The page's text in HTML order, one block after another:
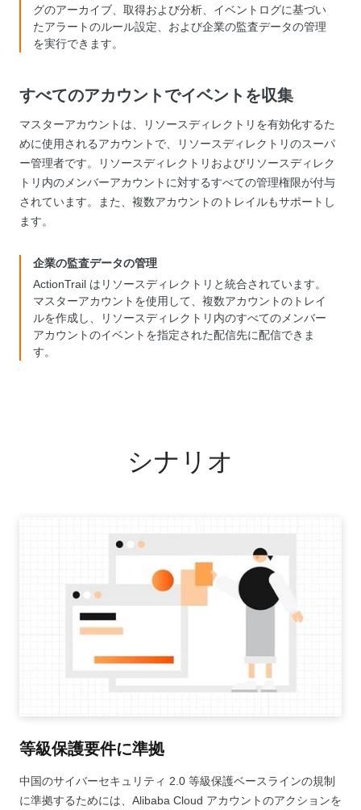
グのアーカイブ、取得および分析、イベントログに基づい
たアラートのルール設定、および企業の監査データの管理
を実行できます。
すべてのアカウントでイベントを収集
マスターアカウントは、リソースディレクトリを有効化するた
めに使用されるアカウントで、リソースディレクトリのスーパ
ー管理者です。リソースディレクトリおよびリソースディレク
トリ内のメンバーアカウントに対するすべての管理権限が付与
されています。また、複数アカウントのトレイルもサポートし
ます。
企業の監査データの管理
ActionTrail はリソースディレクトリと統合されています。
マスターアカウントを使用して、複数アカウントのトレイ
ルを作成し、リソースディレクトリ内のすべてのメンバー
アカウントのイベントを指定された配信先に配信できま
す。
シナリオ
等級保護要件に準拠
中国のサイバーセキュリティ 2.0 等級保護ベースラインの規制
に準拠するためには、Alibaba Cloud アカウントのアクションを